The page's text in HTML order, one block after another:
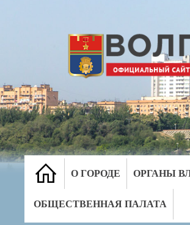
О ГОРОДЕ ОРГАНЫ
ОБЩЕСТВЕННАЯ ПАЛАТА